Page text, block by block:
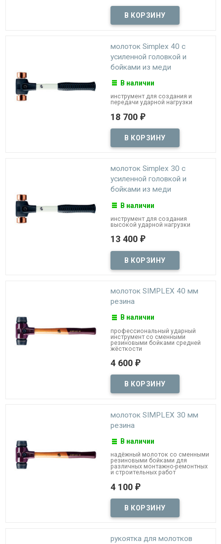
молоток Simplex 40 с
усиленной головкой и
бойками из меди
В наличии
инструмент для создания и
передачи ударной нагрузки
18 700 ₽
молоток Simplex 30 с
усиленной головкой и
бойками из меди
В наличии
инструмент для создания
высокой ударной нагрузки
13 400 ₽
молоток SIMPLEX 40 мм
резина
В наличии
профессиональный ударный
инструмент со сменными
резиновыми бойками средней
жёсткости
4 600 ₽
молоток SIMPLEX 30 мм
резина
В наличии
надёжный молоток со сменными
резиновыми бойками для
различных монтажно-ремонтных
и строительных работ
4 100 ₽
рукоятка для молотков